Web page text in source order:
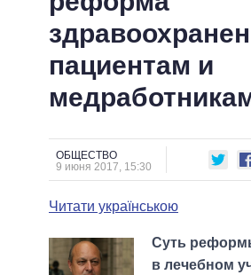
МНЕНИЯ
ОБЗОРЫ
ДАЙДЖЕСТЫ
ВСЕ ПОЛИТИКИ
ПРЕЗИДЕНТ И ОФИС
ВЕРХОВНАЯ РАДА
КАБИНЕТ МИНИСТРОВ
МЭРЫ
ВСЕ ПЕРСОНЫ
ВИДЕО
ПОДДЕРЖАТЬ
СРАВНЕНИЕ
пациентам и
ОБЩЕСТВО
9 июня 2017, 15:30
Читати українською
Суть
в лечебном